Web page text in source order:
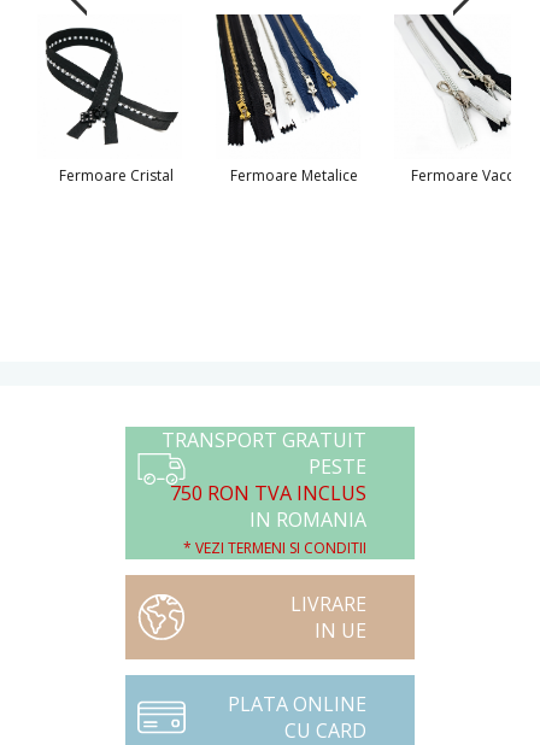
Fermoare Cristal Fermoare Metalice Fermoare Vaccum
TRANSPORT GRATUIT
PESTE
750 RON TVA INCLUS
IN ROMANIA
* VEZI TERMENI SI CONDITII
LIVRARE
IN UE
PLATA ONLINE
CU CARD